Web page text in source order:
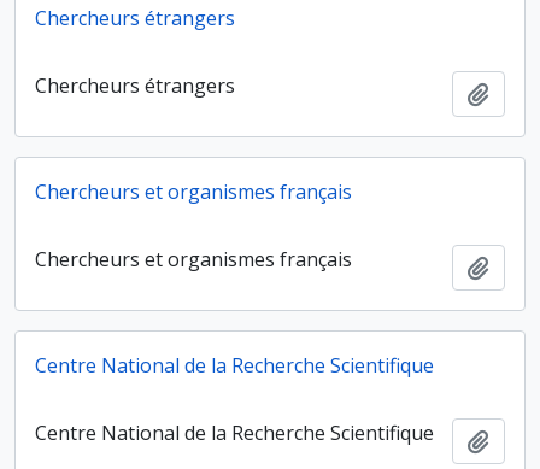
Chercheurs étrangers
Chercheurs étrangers
Chercheurs et organismes français
Chercheurs et organismes français
Centre National de la Recherche Scientifique
Centre National de la Recherche Scientifique